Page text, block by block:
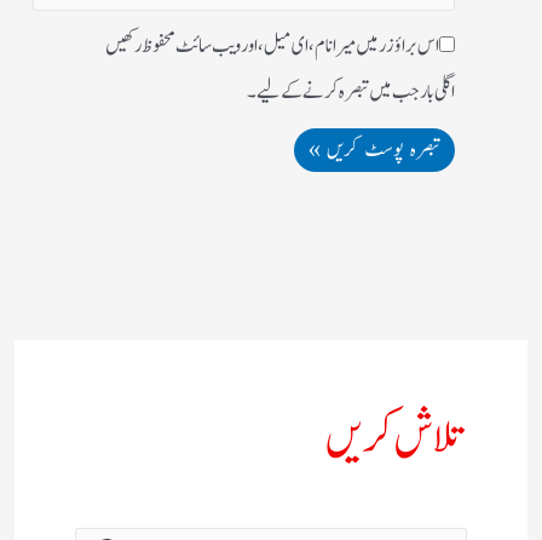
اس براؤزر میں میرا نام، ای میل، اور ویب سائٹ محفوظ رکھیں
اگلی بار جب میں تبصرہ کرنے کےلیے۔
تلاش کریں